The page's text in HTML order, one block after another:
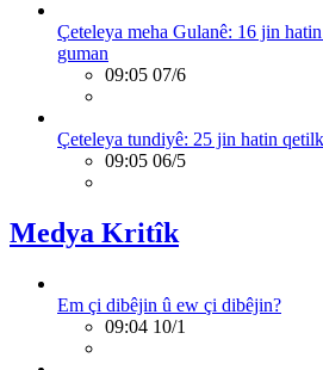
Çeteleya meha Gulanê: 16 jin
guman
09:05 07/6
Çeteleya tundiyê: 25 jin hatin
09:05 06/5
Medya Kritîk
Em çi dibêjin û ew çi dibêjin?
09:04 10/1